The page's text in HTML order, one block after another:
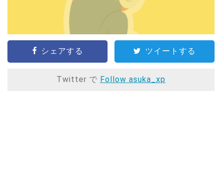
シェアする ツイートする
Twitter で Follow asuka_xp